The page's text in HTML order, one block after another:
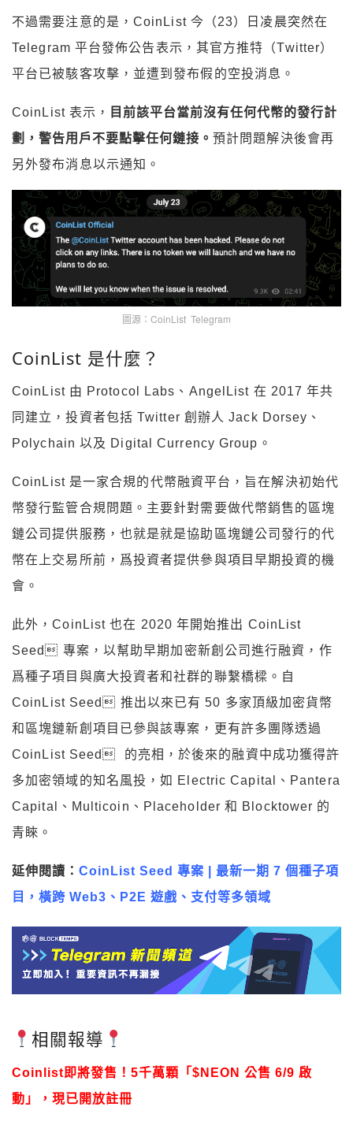
不過需要注意的是，CoinList 今（23）日凌晨突然在
Telegram 平台發佈公告表示，其官方推特（Twitter）
平台已被駭客攻擊，並遭到發布假的空投消息。
CoinList 表示，
目前該平台當前沒有任何代幣的發行計
劃，警告用戶不要點擊任何鏈接。 預計問題解決後會再
另外發布消息以示通知。
圖源：CoinList Telegram
CoinList 是什麼？
CoinList 由 Protocol Labs、AngelList 在 2017 年共
同建立，投資者包括 Twitter 創辦人 Jack Dorsey、
Polychain 以及 Digital Currency Group。
CoinList 是一家合規的代幣融資平台，旨在解決初始代
幣發行監管合規問題。主要針對需要做代幣銷售的區塊
鏈公司提供服務，也就是就是協助區塊鏈公司發行的代
幣在上交易所前，爲投資者提供參與項目早期投資的機
會。
此外，CoinList 也在 2020 年開始推出 CoinList
Seed 專案，以幫助早期加密新創公司進行融資，作
爲種子項目與廣大投資者和社群的聯繫橋樑。自
CoinList Seed 推出以來已有 50 多家頂級加密貨幣
和區塊鏈新創項目已參與該專案，更有許多團隊透過
CoinList Seed 的亮相，於後來的融資中成功獲得許
多加密領域的知名風投，如 Electric Capital、Pantera
Capital、Multicoin、Placeholder 和 Blocktower 的
青睞。
延伸閱讀： CoinList Seed 專案 | 最新一期 7 個種子項
目，橫跨 Web3、P2E 遊戲、支付等多領域
相關報導
Coinlist即將發售！5千萬顆「$NEON 公售 6/9 啟
動」，現已開放註冊